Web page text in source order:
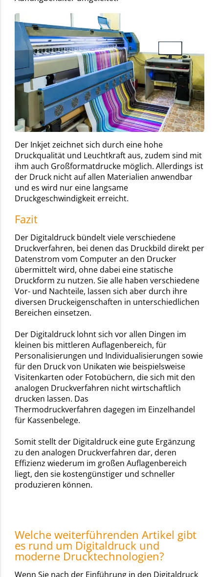
Der Inkjet zeichnet sich durch eine hohe
Druckqualität und Leuchtkraft aus, zudem sind mit
ihm auch Großformatdrucke möglich. Allerdings ist
der Druck nicht auf allen Materialien anwendbar
und es wird nur eine langsame
Druckgeschwindigkeit erreicht.
Fazit
Der Digitaldruck bündelt viele verschiedene
Druckverfahren, bei denen das Druckbild direkt per
Datenstrom vom Computer an den Drucker
übermittelt wird, ohne dabei eine statische
Druckform zu nutzen. Sie alle haben verschiedene
Vor- und Nachteile, lassen sich aber durch ihre
diversen Druckeigenschaften in unterschiedlichen
Bereichen einsetzen.
Der Digitaldruck lohnt sich vor allen Dingen im
kleinen bis mittleren Auflagenbereich, für
Personalisierungen und Individualisierungen sowie
für den Druck von Unikaten wie beispielsweise
Visitenkarten oder Fotobüchern, die sich mit den
analogen Druckverfahren nicht wirtschaftlich
drucken lassen. Das
Thermodruckverfahren dagegen im Einzelhandel
für Kassenbelege.
Somit stellt der Digitaldruck eine gute Ergänzung
zu den analogen Druckverfahren dar, deren
Effizienz wiederum im großen Auflagenbereich
liegt, den sie kostengünstiger und schneller
produzieren können.
Welche weiterführenden Artikel gibt
es rund um Digitaldruck und
moderne Drucktechnologien?
Wenn Sie nach der Einführung in den Digitaldruck